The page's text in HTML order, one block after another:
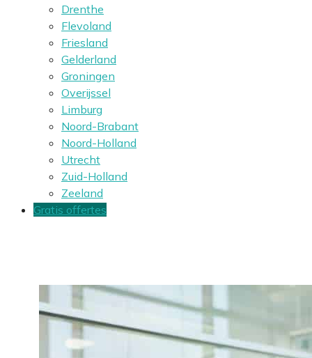
Drenthe
Flevoland
Friesland
Gelderland
Groningen
Overijssel
Limburg
Noord-Brabant
Noord-Holland
Utrecht
Zuid-Holland
Zeeland
Gratis offertes